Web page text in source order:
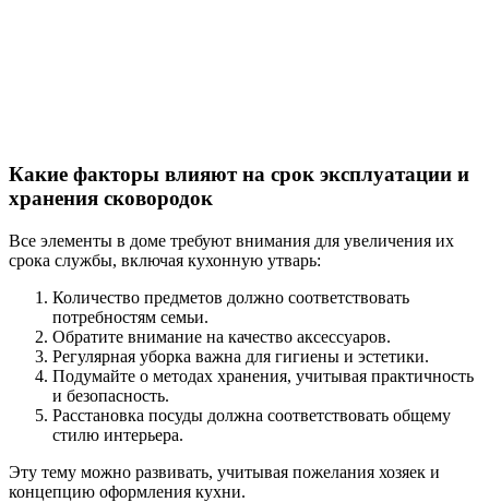
Какие факторы влияют на срок эксплуатации и
хранения сковородок
Все элементы в доме требуют внимания для увеличения их
срока службы, включая кухонную утварь:
Количество предметов должно соответствовать
потребностям семьи.
Обратите внимание на качество аксессуаров.
Регулярная уборка важна для гигиены и эстетики.
Подумайте о методах хранения, учитывая практичность
и безопасность.
Расстановка посуды должна соответствовать общему
стилю интерьера.
Эту тему можно развивать, учитывая пожелания хозяек и
концепцию оформления кухни.